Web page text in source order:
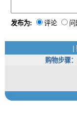
发布为: 评论 问
购物步骤